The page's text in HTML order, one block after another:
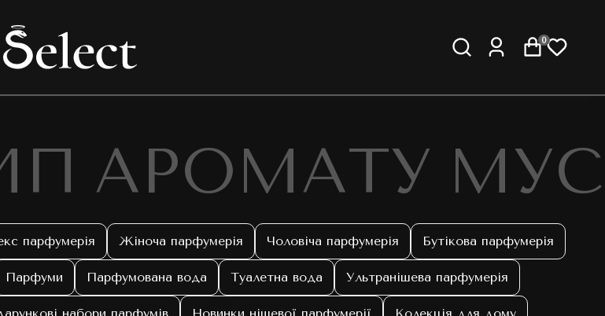
0
АРОМАТУ
парфумерія Жіноча парфумерія Чоловіча парфумерія Бутікова парфумерія
Парфуми Парфумована вода Туалетна вода Ультранішева парфумерія